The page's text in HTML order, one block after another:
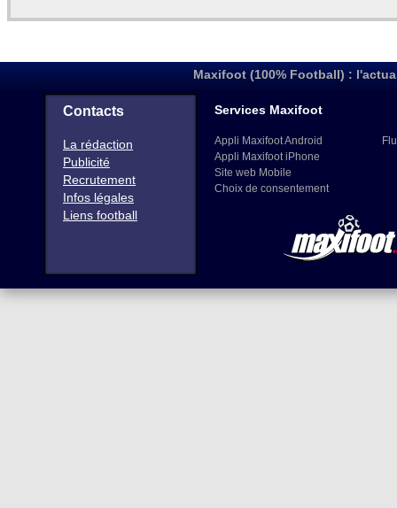
Maxifoot (100% Football) :
Contacts
La rédaction
Publicité
Recrutement
Infos légales
Liens football
Services Maxifoot
Appli Maxifoot Android
Appli Maxifoot iPhone
Site web Mobile
Choix de consentement